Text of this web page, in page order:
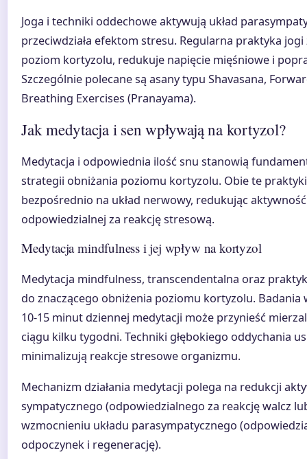
Joga i techniki oddechowe aktywują układ
przeciwdziała efektom stresu. Regularna praktyka jogi
poziom kortyzolu, redukuje napięcie mięśniowe i
Szczególnie polecane są asany typu Shavasana,
Breathing Exercises (Pranayama).
Jak medytacja i sen wpływają na kortyzol?
Medytacja i odpowiednia ilość snu stanowią
strategii obniżania poziomu kortyzolu. Obie te praktyki
bezpośrednio na układ nerwowy, redukując
odpowiedzialnej za reakcję stresową.
Medytacja mindfulness i jej wpływ na kortyzol
Medytacja mindfulness, transcendentalna oraz
do znaczącego obniżenia poziomu kortyzolu. Badania
10-15 minut dziennej medytacji może przynieść
ciągu kilku tygodni. Techniki głębokiego oddychania
minimalizują reakcje stresowe organizmu.
Mechanizm działania medytacji polega na redukcji
sympatycznego (odpowiedzialnego za reakcję walcz
wzmocnieniu układu parasympatycznego
odpoczynek i regenerację).